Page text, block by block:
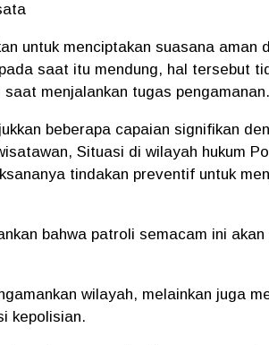
untuk menciptakan suasana aman
saat itu mendung, hal tersebut
menjalankan tugas pengamanan.
beberapa capaian signifikan
Situasi di wilayah hukum
tindakan preventif untuk
bahwa patroli semacam ini
wilayah, melainkan juga
kepolisian.